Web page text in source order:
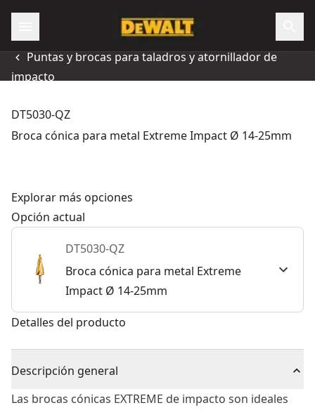
Puntas y brocas para taladros y atornillador de
impacto
DT5030-QZ
Broca cónica para metal Extreme Impact Ø 14-25mm
Explorar más opciones
Opción actual
DT5030-QZ
Broca cónica para metal Extreme
Impact Ø 14-25mm
Detalles del producto
Descripción general
Las brocas cónicas EXTREME de impacto son ideales